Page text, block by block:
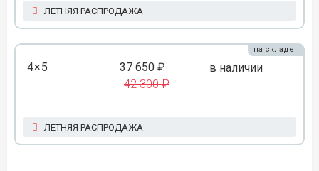
ЛЕТНЯЯ РАСПРОДАЖА
4×5 37 650 ₽
42 300 ₽
в наличии
на складе
ЛЕТНЯЯ РАСПРОДАЖА